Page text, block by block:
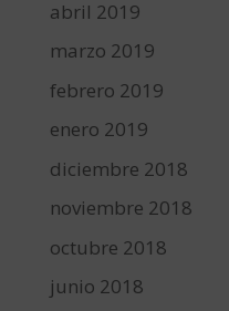
abril 2019
marzo 2019
febrero 2019
enero 2019
diciembre 2018
noviembre 2018
octubre 2018
junio 2018